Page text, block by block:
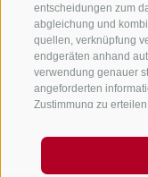
entscheidungen zum
abgleichung und
quellen, verknüpfung
endgeräten anhand
verwendung genauer
angeforderten
Zustimmung zu
„Cookies
Verwendung von
Verwenden Sie die
Unterkünfte
Residence/Ferienwohnung